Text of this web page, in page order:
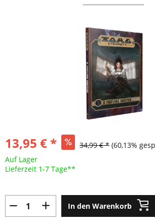
13,95 € * 34,99 € * (60,13%
Auf Lager
Lieferzeit 1-7 Tage**
In den Warenkorb